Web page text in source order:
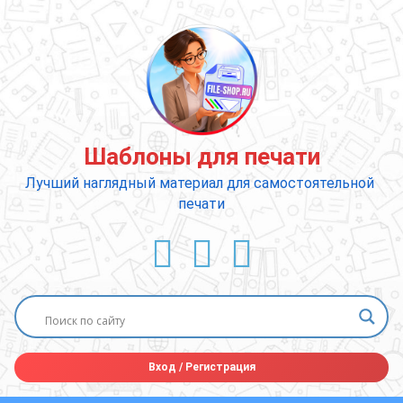
содержимому
Шаблоны для печати
Лучший наглядный материал для самостоятельной
печати
ВКонтакте
YouTube
E-mail
Вход /Регистрация